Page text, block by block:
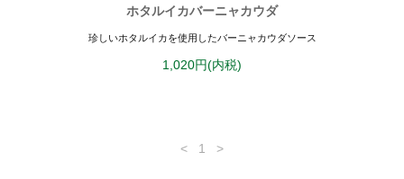
ホタルイカバーニャカウダ
珍しいホタルイカを使用したバーニャカウダソース
1,020円(内税)
< 1 >